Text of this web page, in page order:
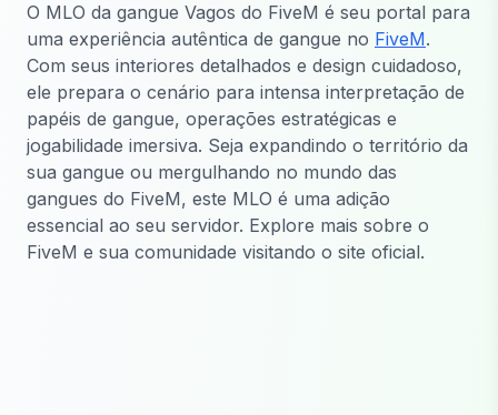
O MLO da gangue Vagos do FiveM é seu portal para
uma experiência autêntica de gangue no FiveM.
Com seus interiores detalhados e design cuidadoso,
ele prepara o cenário para intensa interpretação de
papéis de gangue, operações estratégicas e
jogabilidade imersiva. Seja expandindo o território da
sua gangue ou mergulhando no mundo das
gangues do FiveM, este MLO é uma adição
essencial ao seu servidor. Explore mais sobre o
FiveM e sua comunidade visitando o site oficial.